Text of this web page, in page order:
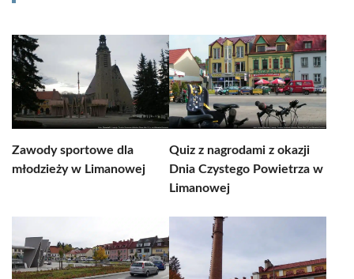
Zawody sportowe dla
młodzieży w Limanowej
Quiz z nagrodami z okazji
Dnia Czystego Powietrza w
Limanowej